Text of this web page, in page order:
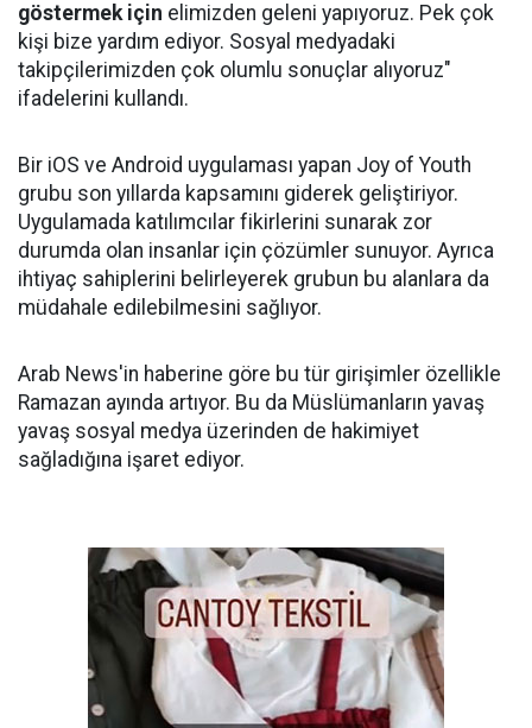
göstermek için elimizden geleni yapıyoruz. Pek çok
kişi bize yardım ediyor. Sosyal medyadaki
takipçilerimizden çok olumlu sonuçlar alıyoruz"
ifadelerini kullandı.
Bir iOS ve Android uygulaması yapan Joy of Youth
grubu son yıllarda kapsamını giderek geliştiriyor.
Uygulamada katılımcılar fikirlerini sunarak zor
durumda olan insanlar için çözümler sunuyor. Ayrıca
ihtiyaç sahiplerini belirleyerek grubun bu alanlara da
müdahale edilebilmesini sağlıyor.
Arab News'in haberine göre bu tür girişimler özellikle
Ramazan ayında artıyor. Bu da Müslümanların yavaş
yavaş sosyal medya üzerinden de hakimiyet
sağladığına işaret ediyor.